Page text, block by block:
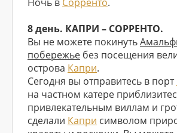
8 день. КАПРИ – СОРРЕНТО.
Вы не можете покинуть
побережье без посещения
острова Капри.
Сегодня вы отправитесь в порт
на частном катере
привлекательным виллам и
сделали Капри символом